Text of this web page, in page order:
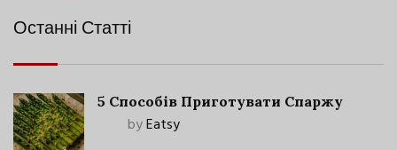
Останні Статті
5 Способів Приготувати Спаржу
byEatsy